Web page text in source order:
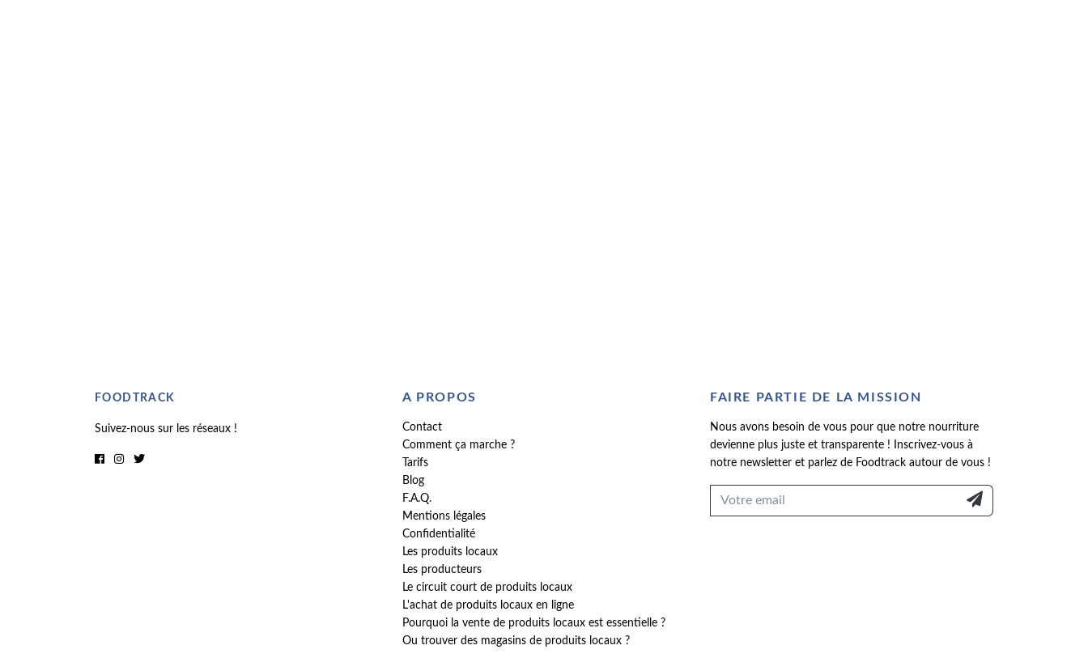
FOODTRACK
Suivez-nous sur les réseaux !
A PROPOS
Contact
Comment ça marche ?
Tarifs
Blog
F.A.Q.
Mentions légales
Confidentialité
Les produits locaux
Les producteurs
Le circuit court de produits locaux
L'achat de produits locaux en ligne
Pourquoi la vente de produits locaux est essentielle ?
Ou trouver des magasins de produits locaux ?
FAIRE PARTIE DE LA MISSION
Nous avons besoin de vous pour que notre nourriture
devienne plus juste et transparente ! Inscrivez-vous à
notre newsletter et parlez de Foodtrack autour de vous !